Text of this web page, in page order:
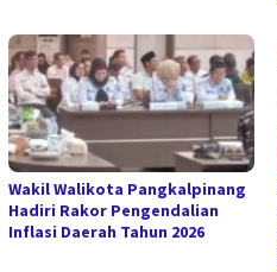
Wakil Walikota Pangkalpinang
Hadiri Rakor Pengendalian
Inflasi Daerah Tahun 2026